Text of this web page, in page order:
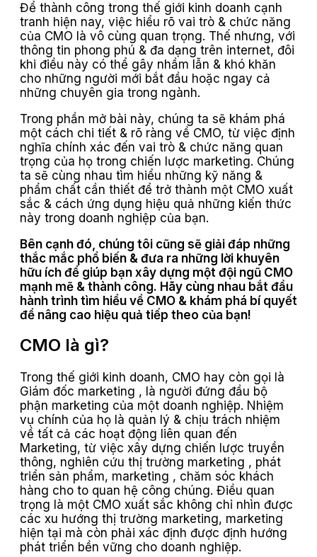
Để thành công trong thế giới kinh doanh cạnh
tranh hiện nay, việc hiểu rõ vai trò & chức năng
của CMO là vô cùng quan trọng. Thế nhưng, với
thông tin phong phú & đa dạng trên internet, đôi
khi điều này có thể gây nhầm lẫn & khó khăn
cho những người mới bắt đầu hoặc ngay cả
những chuyên gia trong ngành.
Trong phần mở bài này, chúng ta sẽ khám phá
một cách chi tiết & rõ ràng về CMO, từ việc định
nghĩa chính xác đến vai trò & chức năng quan
trọng của họ trong chiến lược marketing. Chúng
ta sẽ cùng nhau tìm hiểu những kỹ năng &
phẩm chất cần thiết để trở thành một CMO xuất
sắc & cách ứng dụng hiệu quả những kiến ​​thức
này trong doanh nghiệp của bạn.
Bên cạnh đó, chúng tôi cũng sẽ giải đáp những
thắc mắc phổ biến & đưa ra những lời khuyên
hữu ích để giúp bạn xây dựng một đội ngũ CMO
mạnh mẽ & thành công. Hãy cùng nhau bắt đầu
hành trình tìm hiểu về CMO & khám phá bí quyết
để nâng cao hiệu quả tiếp theo của bạn!
CMO là gì?
Trong thế giới kinh doanh, CMO hay còn gọi là
Giám đốc marketing , là người đứng đầu bộ
phận marketing của một doanh nghiệp. Nhiệm
vụ chính của họ là quản lý & chịu trách nhiệm
về tất cả các hoạt động liên quan đến
Marketing, từ việc xây dựng chiến lược truyền
thông, nghiên cứu thị trường marketing , phát
triển sản phẩm, marketing , chăm sóc khách
hàng cho to quan hệ công chúng. Điều quan
trọng là một CMO xuất sắc không chỉ nhìn được
các xu hướng thị trường marketing, marketing
hiện tại mà còn phải xác định được định hướng
phát triển bền vững cho doanh nghiệp.